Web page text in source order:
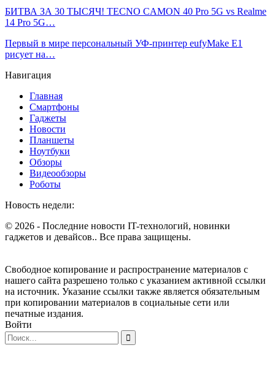
БИТВА ЗА 30 ТЫСЯЧ! TECNO CAMON 40 Pro 5G vs Realme
14 Pro 5G…
Первый в мире персональный УФ-принтер eufyMake E1
рисует на…
Навигация
Главная
Смартфоны
Гаджеты
Новости
Планшеты
Ноутбуки
Обзоры
Видеообзоры
Роботы
Новость недели:
© 2026 - Последние новости IT-технологий, новинки
гаджетов и девайсов.. Все права защищены.
Свободное копирование и распространение материалов с
нашего сайта разрешено только с указанием активной ссылки
на источник. Указание ссылки также является обязательным
при копировании материалов в социальные сети или
печатные издания.
Войти